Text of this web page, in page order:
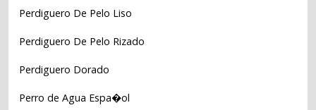
Perdiguero De Pelo Liso
Perdiguero De Pelo Rizado
Perdiguero Dorado
Perro de Agua Espa�ol